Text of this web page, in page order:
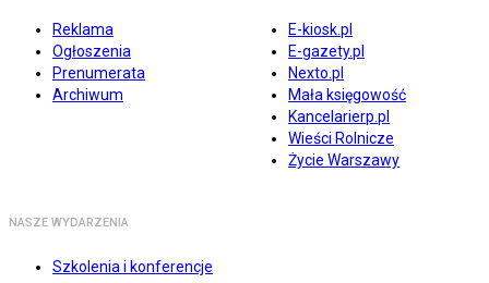
Reklama
Ogłoszenia
Prenumerata
Archiwum
E-kiosk.pl
E-gazety.pl
Nexto.pl
Mała księgowość
Kancelarierp.pl
Wieści Rolnicze
Życie Warszawy
NASZE WYDARZENIA
Szkolenia i konferencje